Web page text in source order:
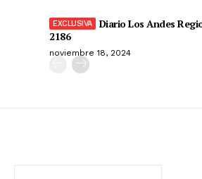
Diario Los Andes
2186
noviembre 18, 2024